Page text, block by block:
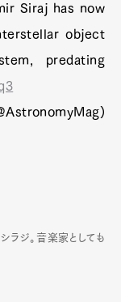
Siraj has now
object
predating
ラジ。音楽家としても